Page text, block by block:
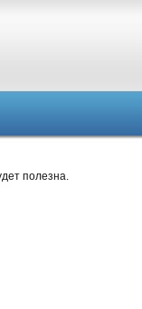
полезна.